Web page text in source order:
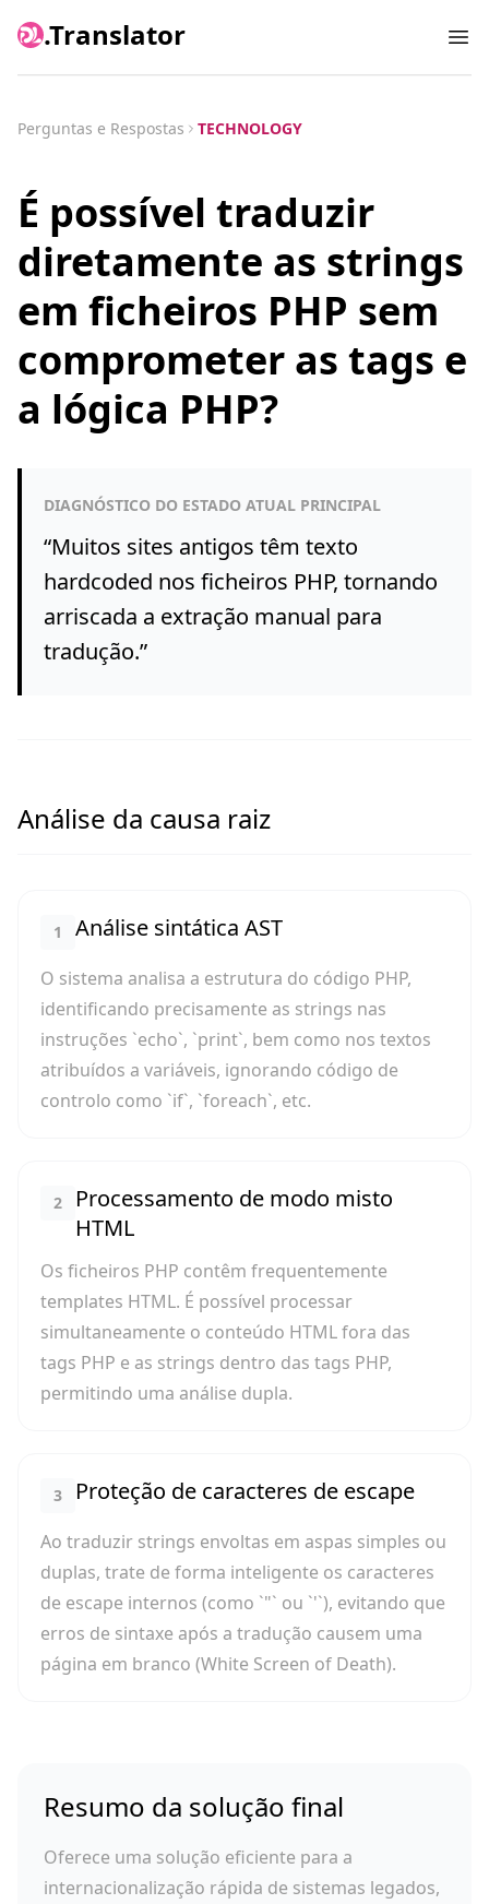
.Translator
Perguntas e Respostas TECHNOLOGY
É possível traduzir
diretamente as strings
em ficheiros PHP sem
comprometer as tags e
a lógica PHP?
DIAGNÓSTICO DO ESTADO ATUAL PRINCIPAL
“Muitos sites antigos têm texto
hardcoded nos ficheiros PHP, tornando
arriscada a extração manual para
tradução.”
Análise da causa raiz
1 Análise sintática AST
O sistema analisa a estrutura do código PHP,
identificando precisamente as strings nas
instruções `echo`, `print`, bem como nos textos
atribuídos a variáveis, ignorando código de
controlo como `if`, `foreach`, etc.
2
Processamento de modo misto
HTML
Os ficheiros PHP contêm frequentemente
templates HTML. É possível processar
simultaneamente o conteúdo HTML fora das
tags PHP e as strings dentro das tags PHP,
permitindo uma análise dupla.
3 Proteção de caracteres de escape
Ao traduzir strings envoltas em aspas simples ou
duplas, trate de forma inteligente os caracteres
de escape internos (como `"` ou `'`), evitando que
erros de sintaxe após a tradução causem uma
página em branco (White Screen of Death).
Resumo da solução final
Oferece uma solução eficiente para a
internacionalização rápida de sistemas legados,